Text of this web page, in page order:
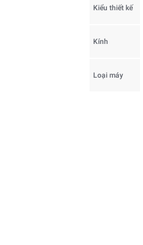
Kiểu thiết kế
Kính
Loại máy